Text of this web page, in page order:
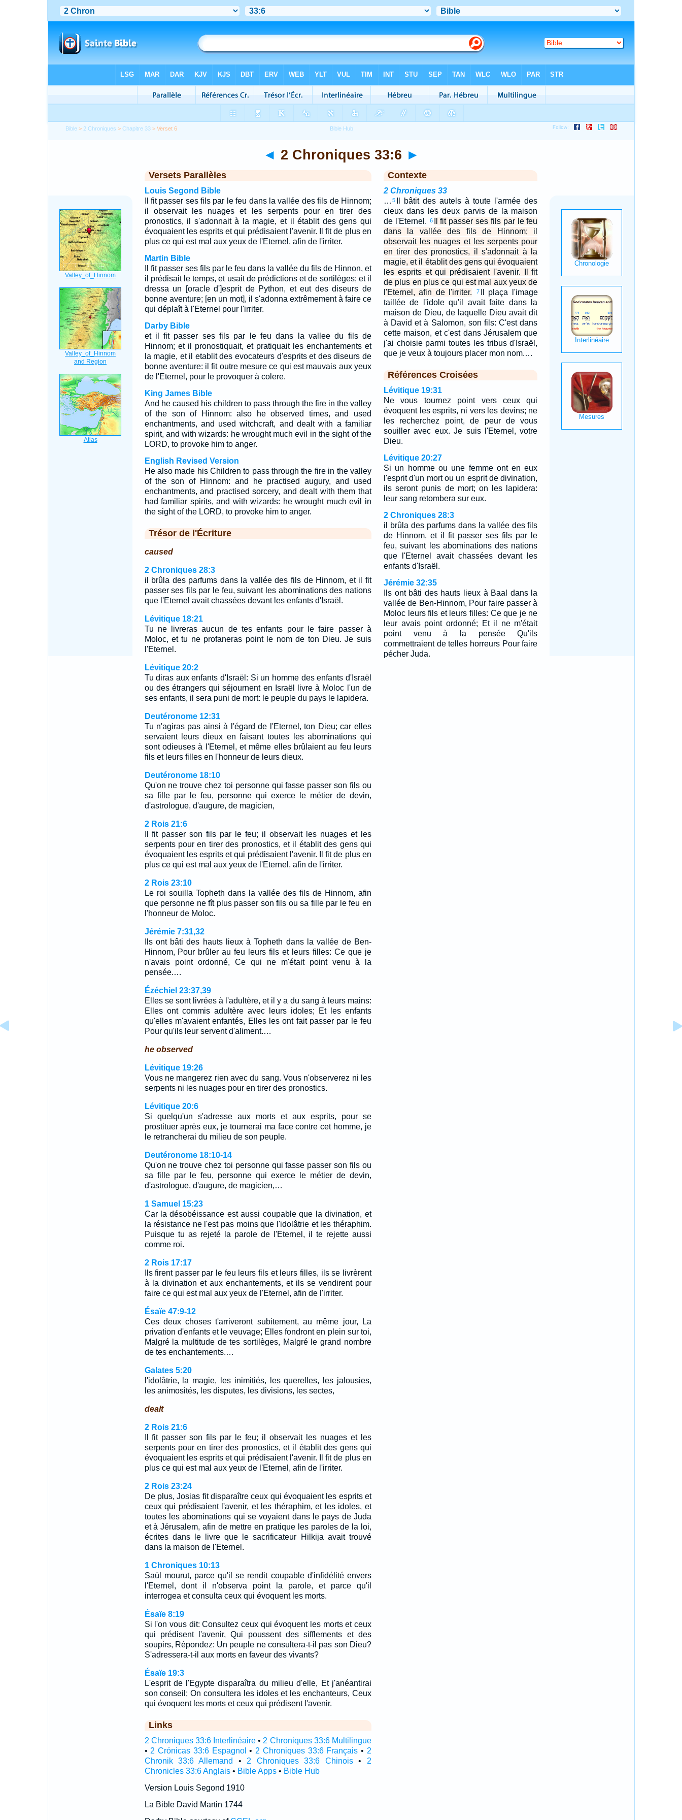
Bible > 2 Chroniques >Chapitre 33 > Verset 6
◄ 2 Chroniques 33:6 ►
Versets Parallèles
Louis Segond Bible
Il fit passer ses fils par le feu dans la vallée des fils de Hinnom;
il observait les nuages et les serpents pour en tirer des
pronostics, il s'adonnait à la magie, et il établit des gens qui
évoquaient les esprits et qui prédisaient l'avenir. Il fit de plus en
plus ce qui est mal aux yeux de l'Eternel, afin de l'irriter.
Martin Bible
Il fit passer ses fils par le feu dans la vallée du fils de Hinnon, et
il prédisait le temps, et usait de prédictions et de sortilèges; et il
dressa un [oracle d']esprit de Python, et eut des diseurs de
bonne aventure; [en un mot], il s'adonna extrêmement à faire ce
qui déplaît à l'Eternel pour l'irriter.
Darby Bible
et il fit passer ses fils par le feu dans la vallee du fils de
Hinnom; et il pronostiquait, et pratiquait les enchantements et
la magie, et il etablit des evocateurs d'esprits et des diseurs de
bonne aventure: il fit outre mesure ce qui est mauvais aux yeux
de l'Eternel, pour le provoquer à colere.
King James Bible
And he caused his children to pass through the fire in the valley
of the son of Hinnom: also he observed times, and used
enchantments, and used witchcraft, and dealt with a familiar
spirit, and with wizards: he wrought much evil in the sight of the
LORD, to provoke him to anger.
English Revised Version
He also made his Children to pass through the fire in the valley
of the son of Hinnom: and he practised augury, and used
enchantments, and practised sorcery, and dealt with them that
had familiar spirits, and with wizards: he wrought much evil in
the sight of the LORD, to provoke him to anger.
Trésor de l'Écriture
caused
2 Chroniques 28:3
il brûla des parfums dans la vallée des fils de Hinnom, et il fit
passer ses fils par le feu, suivant les abominations des nations
que l'Eternel avait chassées devant les enfants d'Israël.
Lévitique 18:21
Tu ne livreras aucun de tes enfants pour le faire passer à
Moloc, et tu ne profaneras point le nom de ton Dieu. Je suis
l'Eternel.
Lévitique 20:2
Tu diras aux enfants d'Israël: Si un homme des enfants d'Israël
ou des étrangers qui séjournent en Israël livre à Moloc l'un de
ses enfants, il sera puni de mort: le peuple du pays le lapidera.
Deutéronome 12:31
Tu n'agiras pas ainsi à l'égard de l'Eternel, ton Dieu; car elles
servaient leurs dieux en faisant toutes les abominations qui
sont odieuses à l'Eternel, et même elles brûlaient au feu leurs
fils et leurs filles en l'honneur de leurs dieux.
Deutéronome 18:10
Qu'on ne trouve chez toi personne qui fasse passer son fils ou
sa fille par le feu, personne qui exerce le métier de devin,
d'astrologue, d'augure, de magicien,
2 Rois 21:6
Il fit passer son fils par le feu; il observait les nuages et les
serpents pour en tirer des pronostics, et il établit des gens qui
évoquaient les esprits et qui prédisaient l'avenir. Il fit de plus en
plus ce qui est mal aux yeux de l'Eternel, afin de l'irriter.
2 Rois 23:10
Le roi souilla Topheth dans la vallée des fils de Hinnom, afin
que personne ne fît plus passer son fils ou sa fille par le feu en
l'honneur de Moloc.
Jérémie 7:31,32
Ils ont bâti des hauts lieux à Topheth dans la vallée de Ben-
Hinnom, Pour brûler au feu leurs fils et leurs filles: Ce que je
n'avais point ordonné, Ce qui ne m'était point venu à la
pensée.…
Ézéchiel 23:37,39
Elles se sont livrées à l'adultère, et il y a du sang à leurs mains:
Elles ont commis adultère avec leurs idoles; Et les enfants
qu'elles m'avaient enfantés, Elles les ont fait passer par le feu
Pour qu'ils leur servent d'aliment.…
he observed
Lévitique 19:26
Vous ne mangerez rien avec du sang. Vous n'observerez ni les
serpents ni les nuages pour en tirer des pronostics.
Lévitique 20:6
Si quelqu'un s'adresse aux morts et aux esprits, pour se
prostituer après eux, je tournerai ma face contre cet homme, je
le retrancherai du milieu de son peuple.
Deutéronome 18:10-14
Qu'on ne trouve chez toi personne qui fasse passer son fils ou
sa fille par le feu, personne qui exerce le métier de devin,
d'astrologue, d'augure, de magicien,…
1 Samuel 15:23
Car la désobéissance est aussi coupable que la divination, et
la résistance ne l'est pas moins que l'idolâtrie et les théraphim.
Puisque tu as rejeté la parole de l'Eternel, il te rejette aussi
comme roi.
2 Rois 17:17
Ils firent passer par le feu leurs fils et leurs filles, ils se livrèrent
à la divination et aux enchantements, et ils se vendirent pour
faire ce qui est mal aux yeux de l'Eternel, afin de l'irriter.
Ésaïe 47:9-12
Ces deux choses t'arriveront subitement, au même jour, La
privation d'enfants et le veuvage; Elles fondront en plein sur toi,
Malgré la multitude de tes sortilèges, Malgré le grand nombre
de tes enchantements.…
Galates 5:20
l'idolâtrie, la magie, les inimitiés, les querelles, les jalousies,
les animosités, les disputes, les divisions, les sectes,
dealt
2 Rois 21:6
Il fit passer son fils par le feu; il observait les nuages et les
serpents pour en tirer des pronostics, et il établit des gens qui
évoquaient les esprits et qui prédisaient l'avenir. Il fit de plus en
plus ce qui est mal aux yeux de l'Eternel, afin de l'irriter.
2 Rois 23:24
De plus, Josias fit disparaître ceux qui évoquaient les esprits et
ceux qui prédisaient l'avenir, et les théraphim, et les idoles, et
toutes les abominations qui se voyaient dans le pays de Juda
et à Jérusalem, afin de mettre en pratique les paroles de la loi,
écrites dans le livre que le sacrificateur Hilkija avait trouvé
dans la maison de l'Eternel.
1 Chroniques 10:13
Saül mourut, parce qu'il se rendit coupable d'infidélité envers
l'Eternel, dont il n'observa point la parole, et parce qu'il
interrogea et consulta ceux qui évoquent les morts.
Ésaïe 8:19
Si l'on vous dit: Consultez ceux qui évoquent les morts et ceux
qui prédisent l'avenir, Qui poussent des sifflements et des
soupirs, Répondez: Un peuple ne consultera-t-il pas son Dieu?
S'adressera-t-il aux morts en faveur des vivants?
Ésaïe 19:3
L'esprit de l'Egypte disparaîtra du milieu d'elle, Et j'anéantirai
son conseil; On consultera les idoles et les enchanteurs, Ceux
qui évoquent les morts et ceux qui prédisent l'avenir.
Links
2 Chroniques 33:6 Interlinéaire • 2 Chroniques 33:6 Multilingue
• 2 Crónicas 33:6 Espagnol • 2 Chroniques 33:6 Français • 2
Chronik 33:6 Allemand
• 2 Chroniques 33:6 Chinois• 2
Chronicles 33:6 Anglais• Bible Apps• Bible Hub
Version Louis Segond 1910
La Bible David Martin 1744
Contexte
2 Chroniques 33
… 5
Il bâtit des autels à toute l'armée des
cieux dans les deux parvis de la maison
de l'Eternel. 6
Il fit passer ses fils par le feu
dans la vallée des fils de Hinnom; il
observait les nuages et les serpents pour
en tirer des pronostics, il s'adonnait à la
magie, et il établit des gens qui évoquaient
les esprits et qui prédisaient l'avenir. Il fit
de plus en plus ce qui est mal aux yeux de
l'Eternel, afin de l'irriter.
7
Il plaça l'image
taillée de l'idole qu'il avait faite dans la
maison de Dieu, de laquelle Dieu avait dit
à David et à Salomon, son fils: C'est dans
cette maison, et c'est dans Jérusalem que
j'ai choisie parmi toutes les tribus d'Israël,
que je veux à toujours placer mon nom.…
Références Croisées
Lévitique 19:31
Ne vous tournez point vers ceux qui
évoquent les esprits, ni vers les devins; ne
les recherchez point, de peur de vous
souiller avec eux. Je suis l'Eternel, votre
Dieu.
Lévitique 20:27
Si un homme ou une femme ont en eux
l'esprit d'un mort ou un esprit de divination,
ils seront punis de mort; on les lapidera:
leur sang retombera sur eux.
2 Chroniques 28:3
il brûla des parfums dans la vallée des fils
de Hinnom, et il fit passer ses fils par le
feu, suivant les abominations des nations
que l'Eternel avait chassées devant les
enfants d'Israël.
Jérémie 32:35
Ils ont bâti des hauts lieux à Baal dans la
vallée de Ben-Hinnom, Pour faire passer à
Moloc leurs fils et leurs filles: Ce que je ne
leur avais point ordonné; Et il ne m'était
point venu à la pensée Qu'ils
commettraient de telles horreurs Pour faire
pécher Juda.